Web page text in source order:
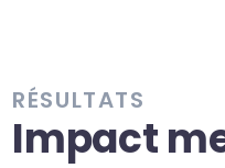
RÉSULTATS
Impact